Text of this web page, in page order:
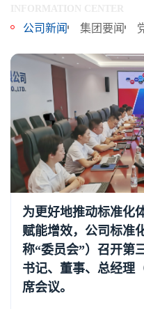
公司新闻 集团要闻
为更好地推动标准化
赋能增效，公司标准
称“委员会”）召开第
书记、董事、总经理
席会议。